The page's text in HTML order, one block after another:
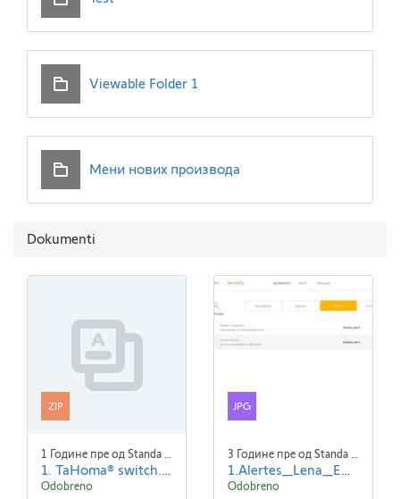
Viewable Folder 1
Мени нових производа
Dokumenti
ZIP
1 Године пре од Standa Blaha
1. TaHoma® switch.zip
Odobreno
JPG
3 Године пре од Standa Blaha
1.Alertes_Lena_EN.jpg
Odobreno